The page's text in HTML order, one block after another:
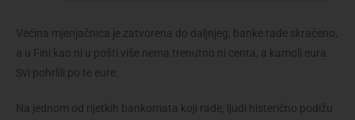
Većina mjenjačnica je zatvorena do daljnjeg, banke rade skraćeno,
a u Fini kao ni u pošti više nema trenutno ni centa, a kamoli eura.
Svi pohrlili po te eure.
Na jednom od rijetkih bankomata koji rade, ljudi histerično podižu